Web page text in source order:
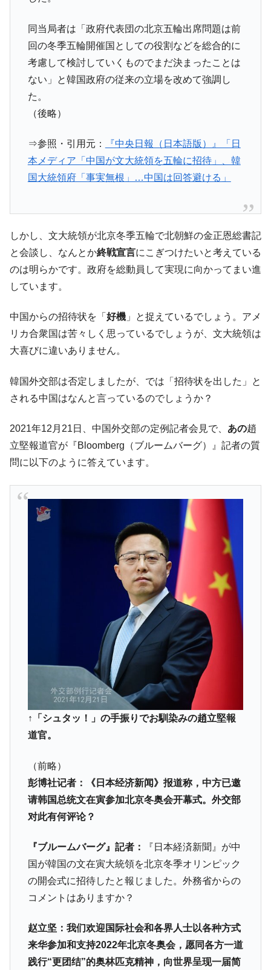
1.9倍！
『Money1』
在韓米国大使スティールが着韓！⇒ さっそ
く空港に詰めかけ「出て行け！」「極右勢力」のプラカー
ドを掲げる「在韓反米勢力」
『Money1』
ータセンター整備」⇒ だから無理だってば。
ほぼ終わった」
『Money1』
韓国『国民年金公団』株価暴落で200兆蒸
発。
ャンペーン」⇒ あの名物教授も登場！
『Money1』
韓国「橋が落ちました」⇒ 耐久性「なさす
ぎ」では。
『Money1』
韓国鉄鋼最大手『POSCO』ズブズブ沈む。
営業利益80.2％も減少
にぶん殴る法案」提出！⇒ クーパン問題は合衆国企業に対
する差別。許してはおかぬ
『Money1』
韓国ボンクラ政策室長･金容範、株価暴落に
『Money1』
韓国半導体『SKハイニックス』2026年2Qの
業績「史上最高益」当期純利益は前年同期比13.4倍に。
機 ⇒ 10.7兆では損が出るからできない。
『Money1』
【速報】韓国株式市場の暴落・本日07月29
日(水)もサイドカー・サーキットブレイカーの二段コンボ
『Money1』
半分未満しか雇用を生まない
韓国「株式市場が賭博場のように変質した
韓国「2026年1Q 資金循環統計」面白い結果
韓国化学企業最大手『ロッテケミカル』純
借入金が約8兆。信用格付け「ネガティブ」にダウン
韓国株式市場･暗黒の火曜日。サーキットブ
レイカーも発動！ 半導体2銘柄の暴落
韓国･カードローン金利「15％」突破！
日本の誇る海洋資源調査船『白嶺』は先進技術の
Fact1
夏の甲子園、優勝校を最も多く輩出している都道
Fact1 奇跡の毛色「白毛馬」とは？
Fact1
全て勝つといくら？ 競馬GI競走で勝利騎手がもら
える賞金とは？
Fact1 平成仮面ライダーの意外すぎるモチーフとは？
Fact1
発表から2日で大崩壊、鳴かず飛ばずに終わりそう
なスーパーリーグとは？
Fact1
日本人マスターズ挑戦の歴史。松山以前に最高位
だった選手とは？
ている意外な選手とは？
Fact1 セレクトセールの高額取引馬が稼いだ金額とは？
同当局者は「政府代表団の北京五輪出席問題は前
回の冬季五輪開催国としての役割などを総合的に
考慮して検討していくものでまだ決まったことは
ない」と韓国政府の従来の立場を改めて強調し
た。
（後略）
⇒参照・引用元：
『中央日報（日本語版）』「日
本メディア「中国が文大統領を五輪に招待」、韓
国大統領府「事実無根」…中国は回答避ける」
しかし、文大統領が北京冬季五輪で北朝鮮の金正恩総書記
と会談し、なんとか終戦宣言にこぎつけたいと考えている
のは明らかです。政府を総動員して実現に向かってまい進
しています。
中国からの招待状を「 好機 」と捉えているでしょう。アメ
リカ合衆国は苦々しく思っているでしょうが、文大統領は
大喜びに違いありません。
韓国外交部は否定しましたが、では「招待状を出した」と
される中国はなんと言っているのでしょうか？
2021年12月21日、中国外交部の定例記者会見で、 あの趙
立堅報道官が『Bloomberg（ブルームバーグ）』記者の質
問に以下のように答えています。
↑「シュタッ！」の手振りでお馴染みの趙立堅報
道官。
（前略）
彭博社记者：《日本经济新闻》报道称，中方已邀
请韩国总统文在寅参加北京冬奥会开幕式。外交部
对此有何评论？
『ブルームバーグ』記者：
『日本経済新聞』が中
国が韓国の文在寅大統領を北京冬季オリンピック
の開会式に招待したと報じました。外務省からの
コメントはありますか？
赵立坚：我们欢迎国际社会和各界人士以各种方式
来华参加和支持2022年北京冬奥会，愿同各方一道
践行“更团结”的奥林匹克精神，向世界呈现一届简